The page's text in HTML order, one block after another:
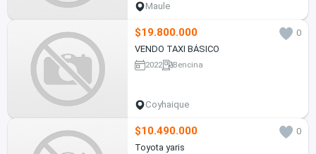
Maule
$19.800.000
0
VENDO TAXI BÁSICO
2022 Bencina
Coyhaique
$10.490.000
0
Toyota yaris